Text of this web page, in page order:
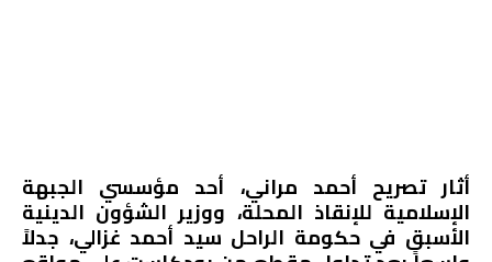
أثار تصريح أحمد مراني، أحد مؤسسي الجبهة
الإسلامية للإنقاذ المحلة، ووزير الشؤون الدينية
الأسبق في حكومة الراحل سيد أحمد غزالي، جدلاً